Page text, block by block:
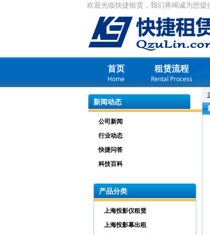
欢迎光临快捷租赁，我们将竭诚为您提
首页
Home
租赁流程
Rental Process
新闻动态
公司新闻
行业动态
快捷问答
科技百科
产品分类
上海投影仪租赁
上海投影幕出租